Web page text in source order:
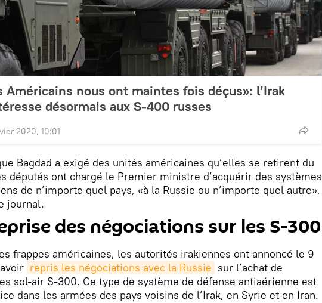
Américains nous ont maintes fois déçus»: l’Irak
désormais aux S-400 russes
2020, 10:01
Bagdad a exigé des unités américaines qu’elles se retirent du
députés ont chargé le Premier ministre d’acquérir des systèmes
de n’importe quel pays, «à la Russie ou n’importe quel autre»,
journal.
des négociations sur les S-300
frappes américaines, les autorités irakiennes ont annoncé le 9
repris les négociations avec la Russie sur l’achat de
sol-air S-300. Ce type de système de défense antiaérienne est
dans les armées des pays voisins de l’Irak, en Syrie et en Iran.